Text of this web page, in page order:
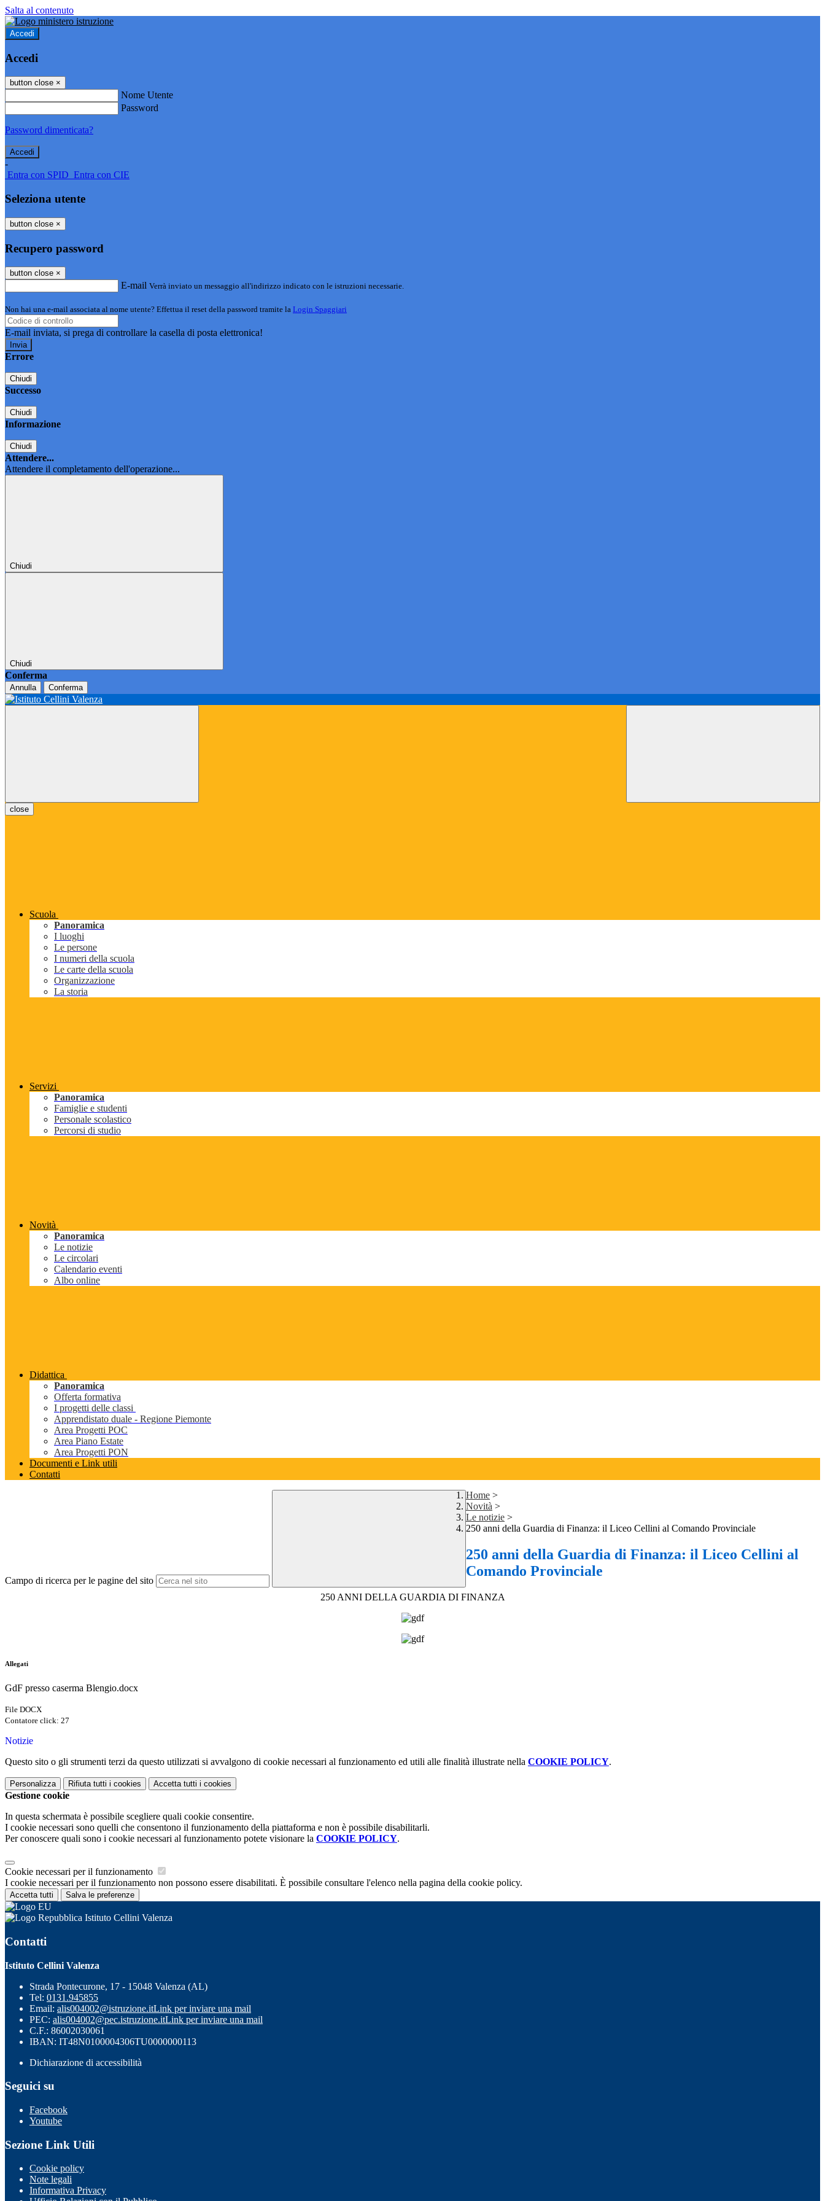
Salta al contenuto
Accedi
Accedi
button close ×
Nome Utente
Password
Password dimenticata?
-
Entra con SPID Entra con CIE
Seleziona utente
button close ×
Recupero password
button close ×
E-mail Verrà inviato un messaggio all'indirizzo indicato con le istruzioni necessarie.
Non hai una e-mail associata al nome utente? Effettua il reset della password tramite la Login Spaggiari
E-mail inviata, si prega di controllare la casella di posta elettronica!
Errore
Chiudi
Successo
Chiudi
Informazione
Chiudi
Attendere...
Attendere il completamento dell'operazione...
Chiudi
Chiudi
Conferma
Annulla Conferma
close
Scuola
Panoramica
I luoghi
Le persone
I numeri della scuola
Le carte della scuola
Organizzazione
La storia
Servizi
Panoramica
Famiglie e studenti
Personale scolastico
Percorsi di studio
Novità
Panoramica
Le notizie
Le circolari
Calendario eventi
Albo online
Didattica
Panoramica
Offerta formativa
I progetti delle classi
Apprendistato duale - Regione Piemonte
Area Progetti POC
Area Piano Estate
Area Progetti PON
Documenti e Link utili
Contatti
Campo di ricerca per le pagine del sito
Home >
Novità >
Le notizie >
250 anni della Guardia di Finanza: il Liceo Cellini al Comando Provinciale
250 anni della Guardia di Finanza: il Liceo Cellini al
Comando Provinciale
250 ANNI DELLA GUARDIA DI FINANZA
Allegati
GdF presso caserma Blengio.docx
File DOCX
Contatore click: 27
Notizie
Questo sito o gli strumenti terzi da questo utilizzati si avvalgono di cookie necessari al funzionamento ed utili alle finalità illustrate nella COOKIE POLICY.
Personalizza Rifiuta tutti i cookies Accetta tutti i cookies
Gestione cookie
In questa schermata è possibile scegliere quali cookie consentire.
I cookie necessari sono quelli che consentono il funzionamento della piattaforma e non è possibile disabilitarli.
Per conoscere quali sono i cookie necessari al funzionamento potete visionare la COOKIE POLICY.
Cookie necessari per il funzionamento
I cookie necessari per il funzionamento non possono essere disabilitati. È possibile consultare l'elenco nella pagina della cookie policy.
Accetta tutti Salva le preferenze
Istituto Cellini Valenza
Contatti
Istituto Cellini Valenza
Strada Pontecurone, 17 - 15048 Valenza (AL)
Tel: 0131.945855
Email: alis004002@istruzione.itLink per inviare una mail
PEC: alis004002@pec.istruzione.itLink per inviare una mail
C.F.: 86002030061
IBAN: IT48N0100004306TU0000000113
Dichiarazione di accessibilità
Seguici su
Facebook
Youtube
Sezione Link Utili
Cookie policy
Note legali
Informativa Privacy